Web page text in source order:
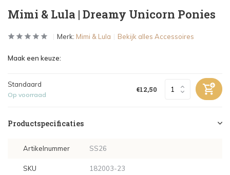
Mimi & Lula | Dreamy Unicorn Ponies
Merk: Mimi & Lula Bekijk alles Accessoires
Maak een keuze:
Standaard
Op voorraad
€12,50
Productspecificaties
Artikelnummer SS26
SKU 182003-23